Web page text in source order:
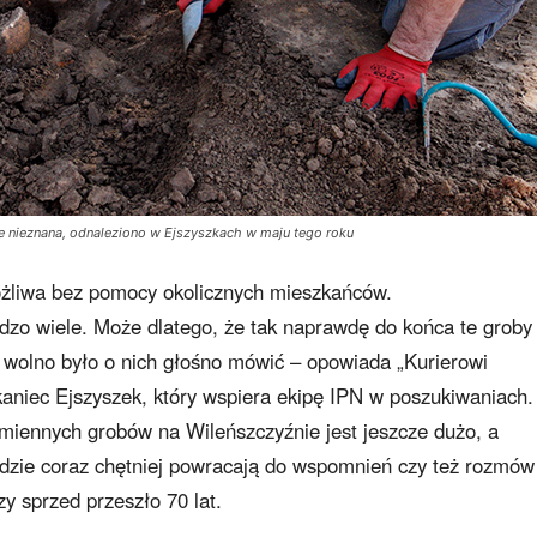
odnaleziono w Ejszyszkach w maju tego roku
bez pomocy okolicznych mieszkańców.
wiele. Może dlatego, że tak naprawdę do końca te groby
było o nich głośno mówić – opowiada „Kurierowi
Ejszyszek, który wspiera ekipę IPN w poszukiwaniach.
grobów na Wileńszczyźnie jest jeszcze dużo, a
coraz chętniej powracają do wspomnień czy też
sprzed przeszło 70 lat.